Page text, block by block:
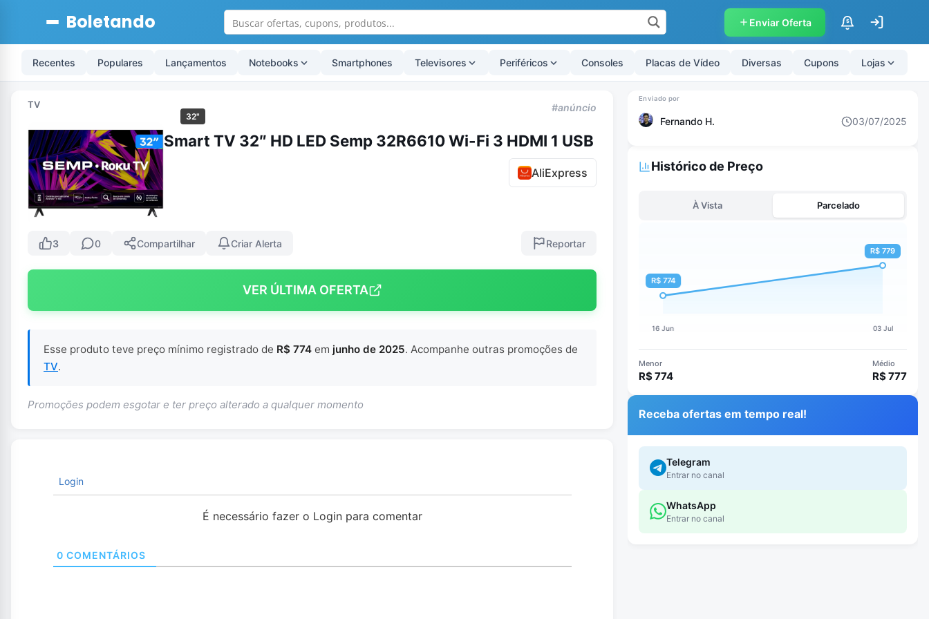
Boletando Enviar Oferta $
Recentes Populares Lançamentos Notebooks Smartphones Televisores Periféricos Consoles Placas de Vídeo Diversas Cupons Lojas
TV
32"
#anúncio
Smart TV 32″ HD LED Semp 32R6610 Wi-Fi 3 HDMI 1 USB
AliExpress
3 0 Compartilhar Criar Alerta Reportar
VER ÚLTIMA OFERTA
Esse produto teve preço mínimo registrado de R$ 774 em junho de 2025. Acompanhe outras promoções de
TV.
Promoções podem esgotar e ter preço alterado a qualquer momento
Login
É necessário fazer o Login para comentar
0 COMENTÁRIOS
Fernando H. 03/07/2025
Histórico de Preço
À Vista Parcelado
Menor
R$ 774
Médio
R$ 777
Receba ofertas em tempo real!
Telegram
Entrar no canal
WhatsApp
Entrar no canal